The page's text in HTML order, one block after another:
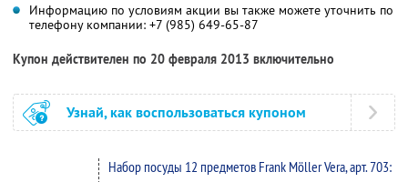
Информацию по условиям акции вы также можете уточнить по
телефону компании: +7 (985) 649-65-87
Купон действителен по 20 февраля 2013 включительно
Узнай, как воспользоваться купоном
Набор посуды 12 предметов Frank Möller Vera, арт. 703: